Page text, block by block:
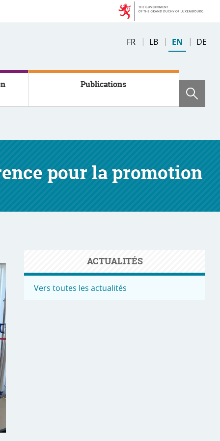
Changer
FR LB EN DE
Publications
pour la promotion
ACTUALITÉS
Vers toutes les actualités